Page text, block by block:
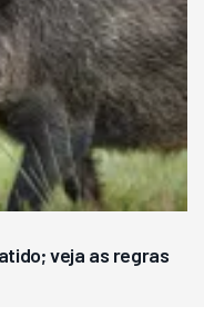
veja as regras